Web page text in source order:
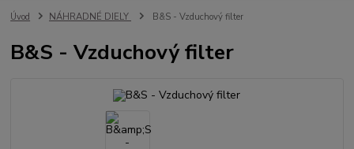
Úvod NÁHRADNÉ DIELY B&S - Vzduchový filter
B&S - Vzduchový filter